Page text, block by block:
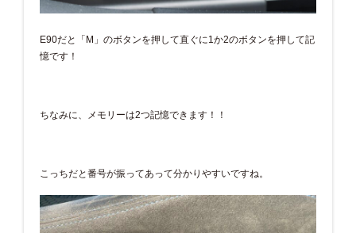
E90だと「M」のボタンを押して直ぐに1か2のボタンを押して記
憶です！
ちなみに、メモリーは2つ記憶できます！！
こっちだと番号が振ってあって分かりやすいですね。